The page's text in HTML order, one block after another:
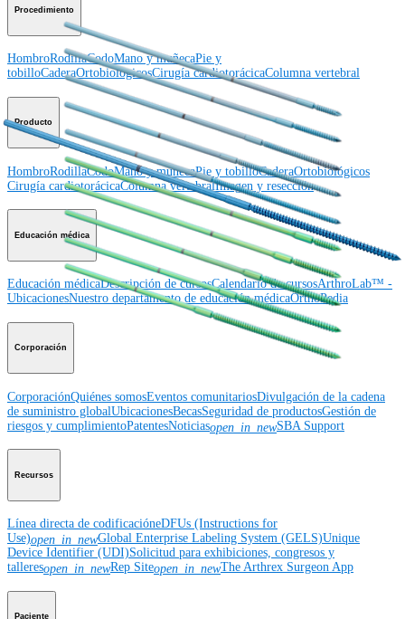
Procedimiento
HombroRodillaCodoMano y muñecaPie y
tobilloCaderaOrtobiológicosCirugía cardiotorácicaColumna vertebral
Producto
HombroRodillaCodoMano y muñecaPie y tobilloCaderaOrtobiológicos
Cirugía cardiotorácicaColumna vertebralImagen y resección
Educación médica
Educación médicaDescripción de cursosCalendario de cursosArthroLab™ -
UbicacionesNuestro departamento de educación médicaOrthoPedia
Corporación
CorporaciónQuiénes somosEventos comunitariosDivulgación de la cadena
de suministro globalUbicacionesBecasSeguridad de productosGestión de
riesgos y cumplimientoPatentesNoticiasopen_in_newSBA Support
Recursos
Línea directa de codificacióneDFUs (Instructions for
Use)open_in_newGlobal Enterprise Labeling System (GELS)Unique
Device Identifier (UDI)Solicitud para exhibiciones, congresos y
talleresopen_in_newRep Siteopen_in_newThe Arthrex Surgeon App
Paciente